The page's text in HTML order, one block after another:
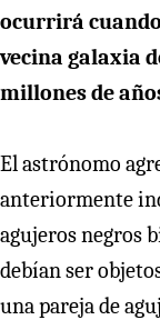
ocurrirá
vecina galaxia
millones de
El astrónomo
anteriormente
agujeros negros
debían ser
una pareja de